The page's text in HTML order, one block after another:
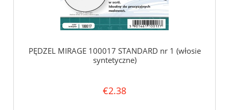
PĘDZEL MIRAGE 100017 STANDARD nr 1 (włosie
syntetyczne)
€2.38